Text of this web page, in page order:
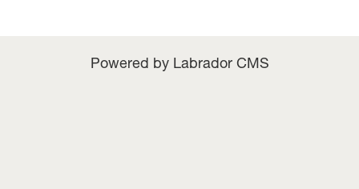
Powered by Labrador CMS